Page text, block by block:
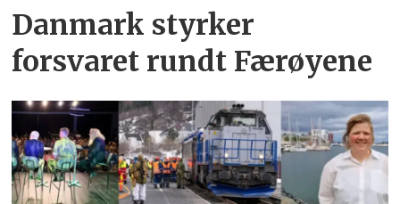
Danmark styrker
forsvaret rundt Færøyene